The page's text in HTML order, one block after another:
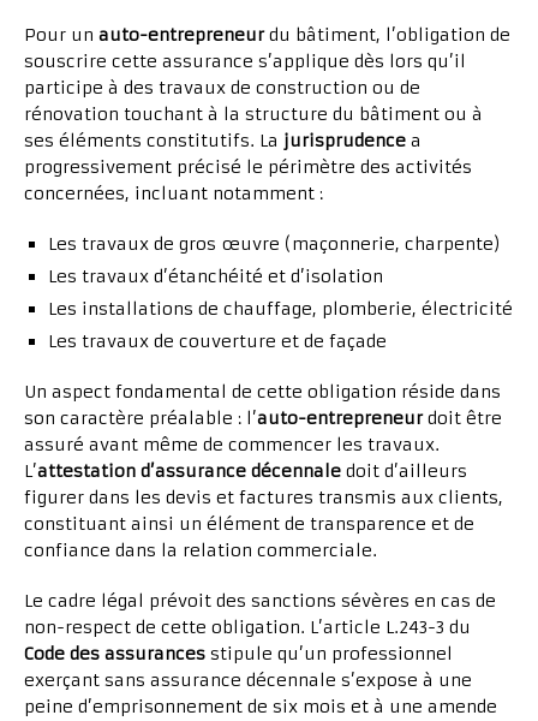
Pour un auto-entrepreneurdu bâtiment, l’obligation de
souscrire cette assurance s’applique dès lors qu’il
participe à des travaux de construction ou de
rénovation touchant à la structure du bâtiment ou à
ses éléments constitutifs. La jurisprudence a
progressivement précisé le périmètre des activités
concernées, incluant notamment :
Les travaux de gros œuvre (maçonnerie, charpente)
Les travaux d’étanchéité et d’isolation
Les installations de chauffage, plomberie, électricité
Les travaux de couverture et de façade
Un aspect fondamental de cette obligation réside dans
son caractère préalable : l’auto-entrepreneurdoit être
assuré avant même de commencer les travaux.
L’attestation d’assurance décennale doit d’ailleurs
figurer dans les devis et factures transmis aux clients,
constituant ainsi un élément de transparence et de
confiance dans la relation commerciale.
Le cadre légal prévoit des sanctions sévères en cas de
non-respect de cette obligation. L’article L.243-3 du
Code des assurances stipule qu’un professionnel
exerçant sans assurance décennale s’expose à une
peine d’emprisonnement de six mois et à une amende